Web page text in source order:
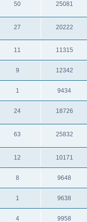
50 25081
27 20222
11 11315
9 12342
1 9434
24 18726
63 25832
12 10171
8 9648
1 9638
4 9958